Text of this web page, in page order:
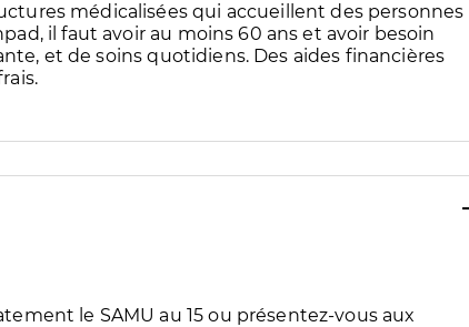
médicalisées qui accueillent des personnes
il faut avoir au moins 60 ans et avoir besoin
et de soins quotidiens. Des aides financières
le SAMU au 15 ou présentez-vous aux